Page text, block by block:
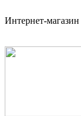
Интернет-магазин